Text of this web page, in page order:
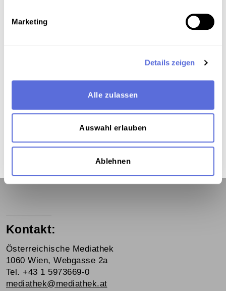
Marketing
Details zeigen
Alle zulassen
Auswahl erlauben
Ablehnen
Archivbestand Österreichische Mediathek ohne
Das Medium in Onlineausstellungen
Kontakt:
Österreichische Mediathek
1060 Wien, Webgasse 2a
Tel. +43 1 5973669-0
mediathek@mediathek.at